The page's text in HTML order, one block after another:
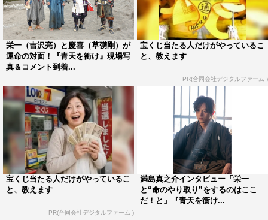
◆また、40回では年老いた栄一と喜作（高良健吾）のシー
ンもありました。2人に関するシーンで思い入れの深いも
のはありますか。
吉沢：喜作との印象深いシーンはたくさんありすぎて…
（笑）。2人で布団にくるまりながら酒を飲んでいる姿
も、2人の道が違えていくところも印象的でした。でも、
やっぱり40回の栄一と喜作はすごく良かったですよね。ど
ちらが兄貴なのかよくわからない、でこぼこな関係性が最
後まで続いていく感じが喜作と栄一らしいなと。すごく好
きなシーンでした。
黒崎：歴史的には栄一が光の部分を歩き、喜作が影の部分
も歩いたのかもしれませんが、交互に入れ替わりながら進
栄一（吉沢亮）と慶喜（草彅剛）が
運命の対面！『青天を衝け』現場写
真＆コメント到着...
宝くじ当たる人だけがやっているこ
と、教えます
PR(合同会社デジタルファーム )
宝くじ当たる人だけがやっているこ
と、教えます
PR(合同会社デジタルファーム )
満島真之介インタビュー「栄一
と“命のやり取り”をするのはここ
だ！と」『青天を衝け...